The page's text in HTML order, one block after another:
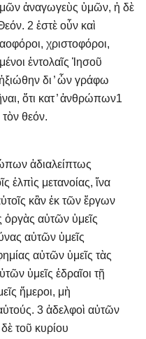
ἀναγωγεὺς ὑμῶν, ἡ δὲ
2 ἐστὲ οὖν καὶ
χριστοφόροι,
ἐντολαῖς Ἰησοῦ
ἠξιώθην δι ̓ ὧν γράφω
ὅτι κατ ̓ ἀνθρώπων1
θεόν.
ἀδιαλείπτως
ἐλπὶς μετανοίας, ἵνα
κἂν ἐκ τῶν ἔργων
ὀργὰς αὐτῶν ὑμεῖς
αὐτῶν ὑμεῖς
αὐτῶν ὑμεῖς τὰς
ὑμεῖς ἑδραῖοι τῇ
ἥμεροι, μὴ
3 ἀδελφοὶ αὐτῶν
δὲ τοῦ κυρίου